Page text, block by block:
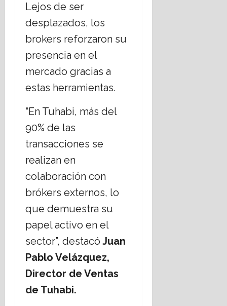
Lejos de ser
desplazados, los
brokers reforzaron su
presencia en el
mercado gracias a
estas herramientas.
“En Tuhabi, más del
90% de las
transacciones se
realizan en
colaboración con
brókers externos, lo
que demuestra su
papel activo en el
sector”, destacó Juan
Pablo Velázquez,
Director de Ventas
de Tuhabi.